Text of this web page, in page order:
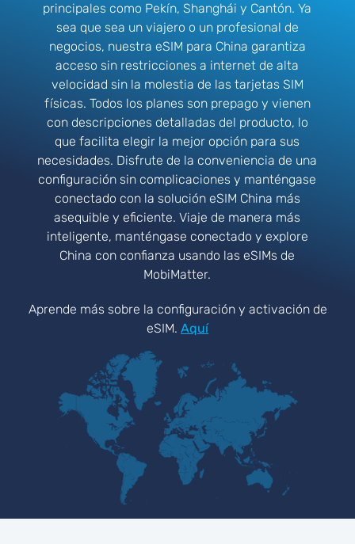
principales como Pekín, Shanghái y Cantón. Ya
sea que sea un viajero o un profesional de
negocios, nuestra eSIM para China garantiza
acceso sin restricciones a internet de alta
velocidad sin la molestia de las tarjetas SIM
físicas. Todos los planes son prepago y vienen
con descripciones detalladas del producto, lo
que facilita elegir la mejor opción para sus
necesidades. Disfrute de la conveniencia de una
configuración sin complicaciones y manténgase
conectado con la solución eSIM China más
asequible y eficiente. Viaje de manera más
inteligente, manténgase conectado y explore
China con confianza usando las eSIMs de
MobiMatter.
Aprende más sobre la configuración y activación de
eSIM. Aquí